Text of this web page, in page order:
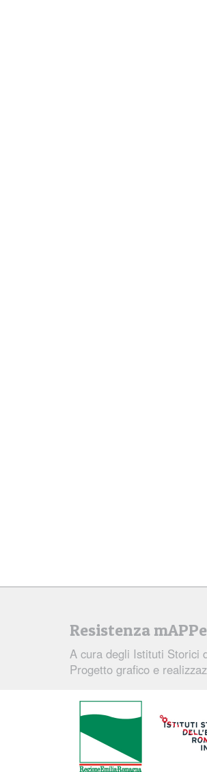
Resistenza mAPPe
A cura degli Istituti Storici
Progetto grafico e